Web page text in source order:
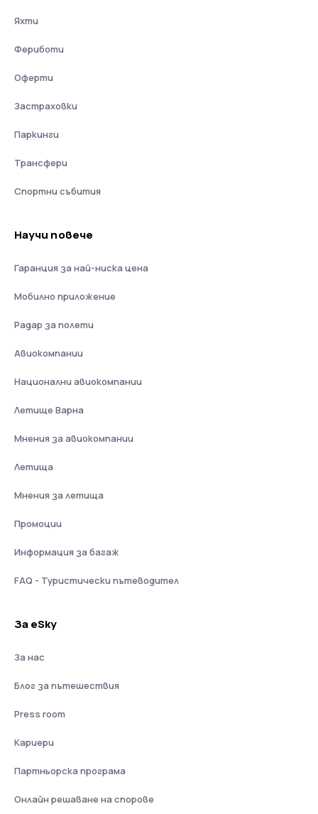
Яхти
Фериботи
Оферти
Застраховки
Паркинги
Трансфери
Спортни събития
Научи повече
Гаранция за най-ниска цена
Мобилно приложение
Радар за полети
Авиокомпании
Национални авиокомпании
Летище Варна
Мнения за авиокомпании
Летища
Мнения за летища
Промоции
Информация за багаж
FAQ - Туристически пътеводител
За eSky
За нас
Блог за пътешествия
Press room
Кариери
Партньорска програма
Онлайн решаване на спорове